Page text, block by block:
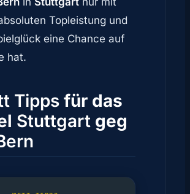
Topleistung und
eine Chance auf
hat.
Tipps für das
Stuttgart geg